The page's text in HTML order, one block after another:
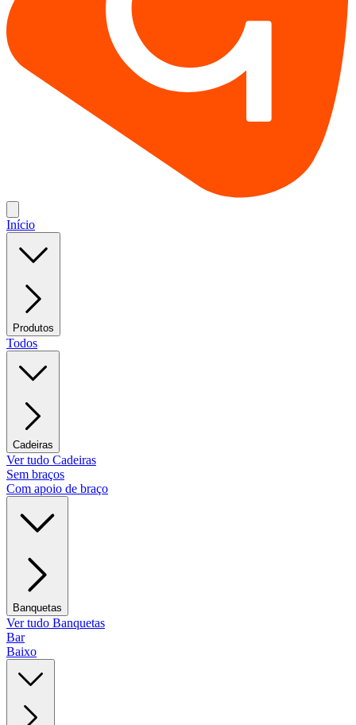
Início
Produtos
Todos
Cadeiras
Ver tudo Cadeiras
Sem braços
Com apoio de braço
Banquetas
Ver tudo Banquetas
Bar
Baixo